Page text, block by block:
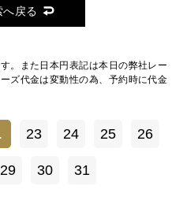
戻る
。また日本円表記は本日の弊社レー
ズ代金は変動性の為、予約時に代金
23 24 25 26
29 30 31